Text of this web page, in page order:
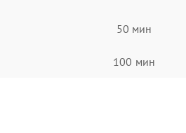
50 мин
100 мин